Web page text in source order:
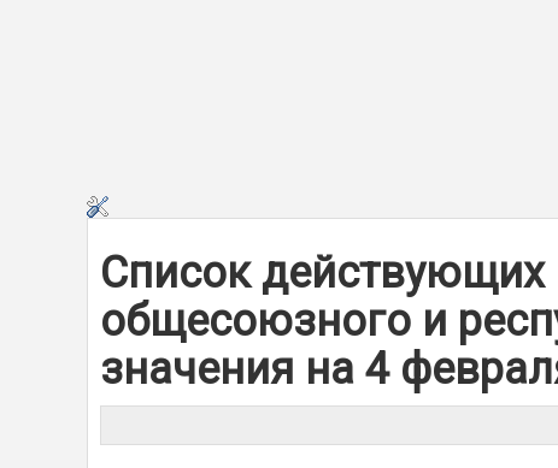
Список действующих
общесоюзного и
значения на 4